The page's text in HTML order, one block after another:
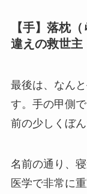
【手】落枕
違えの救世主
最後は、なん
す。手の甲側
前の少しくぼ
名前の通り、
医学で非常に